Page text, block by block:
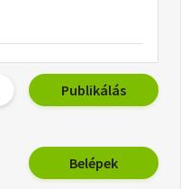
Publikálás
Belépek